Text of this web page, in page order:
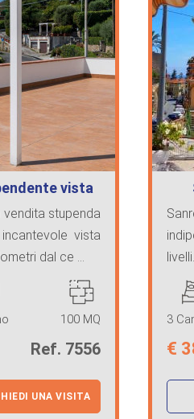
vista
stupenda
vista
dal ce ...
100 MQ
Ref. 7556
UNA VISITA
3
€